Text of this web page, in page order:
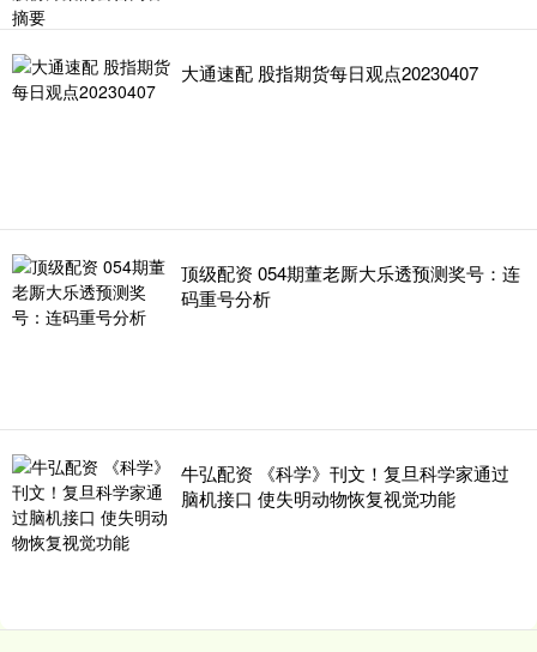
大通速配 股指期货每日观点20230407
顶级配资 054期董老厮大乐透预测奖号：连
码重号分析
牛弘配资 《科学》刊文！复旦科学家通过
脑机接口 使失明动物恢复视觉功能